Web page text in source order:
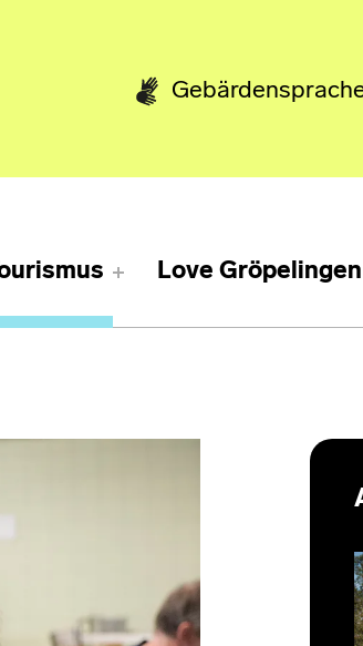
Love Gröpelingen